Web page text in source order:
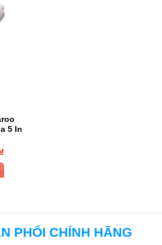
5 In
Current
is:
420.000₫.
PHỐI CHÍNH HÃNG